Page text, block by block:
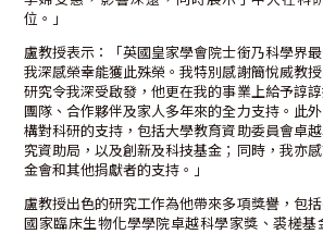
位。」
盧教授表示：「英國皇家學會院士銜乃科學界
我深感榮幸能獲此殊榮。我特別感謝簡悅威教
研究令我深受啟發，他更在我的事業上給予諄
團隊、合作夥伴及家人多年來的全力支持。此
構對科研的支持，包括大學教育資助委員會卓
究資助局，以及創新及科技基金；同時，我亦
金會和其他捐獻者的支持。」
盧教授出色的研究工作為他帶來多項獎譽，包
國家臨床生物化學學院卓越科學家獎、裘槎